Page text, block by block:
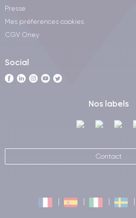
Presse
Mes préferences cookies
CGV Oney
Social
Nos labels
Contact